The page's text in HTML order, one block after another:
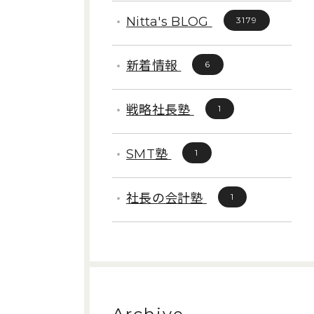
Nitta's BLOG 3179
新着情報 6
戦略社長塾 1
SMT塾 1
社長の会計塾 1